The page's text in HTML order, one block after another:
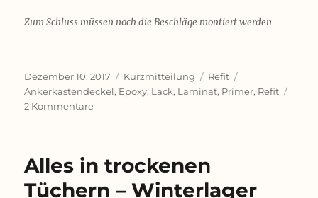
Zum Schluss müssen noch die Beschläge montiert werden
Veröffentlicht
am
Dezember 10, 2017 Format
Kurzmitteilung Kategorien
Refit
Ankerkastendeckel, Epoxy, Lack, Laminat, Primer, Refit
2 Kommentarezu
Ankerkastendeckel
Alles in trockenen
Tüchern – Winterlager